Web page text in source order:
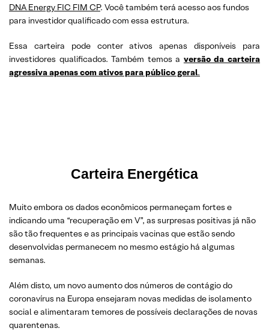
DNA Energy FIC FIM CP. Você também terá acesso aos fundos
para investidor qualificado com essa estrutura.
Essa carteira pode conter ativos apenas disponíveis para
investidores qualificados. Também temos a versão da carteira
agressiva apenas com ativos para público geral.
Carteira Energética
Muito embora os dados econômicos permaneçam fortes e
indicando uma “recuperação em V”, as surpresas positivas já não
são tão frequentes e as principais vacinas que estão sendo
desenvolvidas permanecem no mesmo estágio há algumas
semanas.
Além disto, um novo aumento dos números de contágio do
coronavírus na Europa ensejaram novas medidas de isolamento
social e alimentaram temores de possíveis declarações de novas
quarentenas.